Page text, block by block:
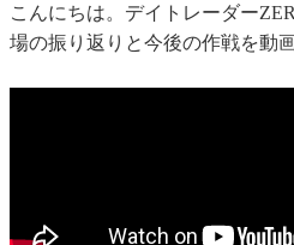
こんにちは。デイトレーダー
場の振り返りと今後の作戦を動